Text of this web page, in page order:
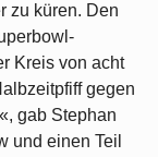
zu küren. Den
Kreis von acht
gegen
gab Stephan
und einen Teil